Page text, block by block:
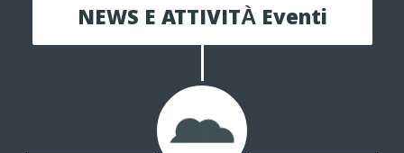
NEWS E ATTIVITÀ Eventi